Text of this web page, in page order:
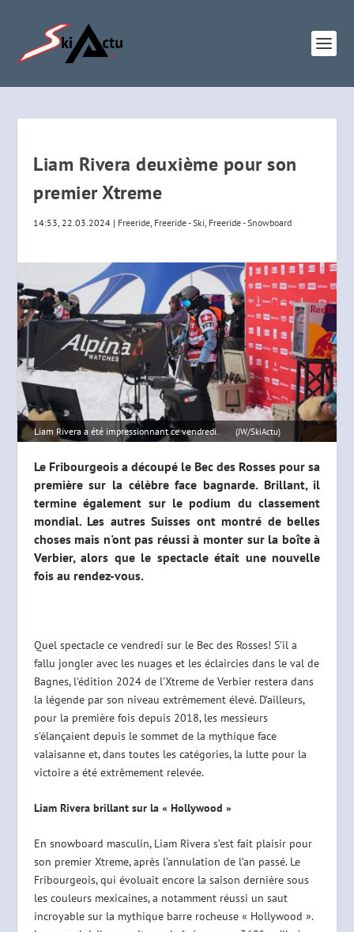
Liam Rivera deuxième pour son
premier Xtreme
14:53, 22.03.2024 | Freeride, Freeride - Ski, Freeride - Snowboard
Liam Rivera a été impressionnant ce vendredi. (JW/SkiActu)
Le Fribourgeois a découpé le Bec des Rosses pour sa
première sur la célèbre face bagnarde. Brillant, il
termine également sur le podium du classement
mondial. Les autres Suisses ont montré de belles
choses mais n'ont pas réussi à monter sur la boîte à
Verbier, alors que le spectacle était une nouvelle
fois au rendez-vous.
Quel spectacle ce vendredi sur le Bec des Rosses! S’il a
fallu jongler avec les nuages et les éclaircies dans le val de
Bagnes, l’édition 2024 de l’Xtreme de Verbier restera dans
la légende par son niveau extrêmement élevé. D’ailleurs,
pour la première fois depuis 2018, les messieurs
s’élançaient depuis le sommet de la mythique face
valaisanne et, dans toutes les catégories, la lutte pour la
victoire a été extrêmement relevée.
Liam Rivera brillant sur la « Hollywood »
En snowboard masculin, Liam Rivera s’est fait plaisir pour
son premier Xtreme, après l’annulation de l’an passé. Le
Fribourgeois, qui évoluait encore la saison dernière sous
les couleurs mexicaines, a notamment réussi un saut
incroyable sur la mythique barre rocheuse « Hollywood ».